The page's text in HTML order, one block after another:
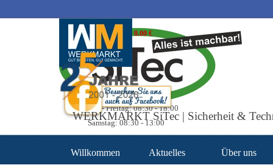
Warenkorb 0.00 €
Unsere Öffnungszeiten
Montag - Freitag: 08:30 - 18:00
Samstag: 08:30 - 13:00
WERKMARKT SiTec | Sicherheit &
Willkommen Aktuelles Über uns